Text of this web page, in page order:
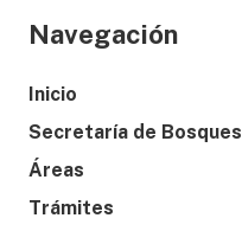
Navegación
Inicio
Secretaría de Bosques
Áreas
Trámites